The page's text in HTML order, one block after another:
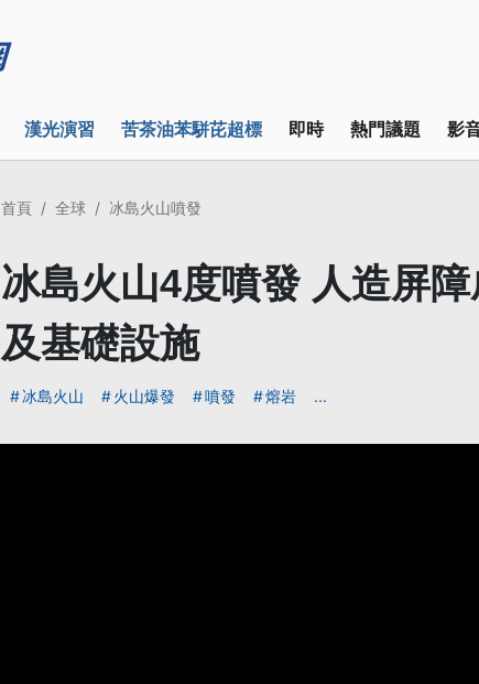
漢光演習 苦茶油苯駢芘超標 即時 熱門議題 影
首頁 全球 冰島火山噴發
冰島火山4度噴發 人造屏
及基礎設施
冰島火山 火山爆發 噴發 熔岩 ...